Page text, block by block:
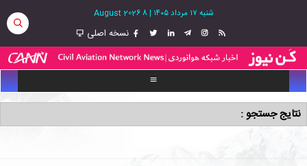
شنبه ۱۷ مرداد ۱۴۰۵ |
8 August 2026
نسخه اصلی
نتایج جستجو :